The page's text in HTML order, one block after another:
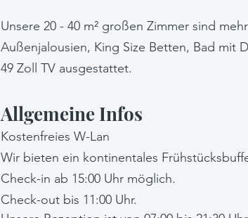
Unsere 20 - 40 m² großen Zimmer sind
Außenjalousien, King Size Betten, Bad mit
49 Zoll TV ausgestattet.
Allgemeine Infos​
Kostenfreies W-Lan
Wir bieten ein kontinentales
Check-in ab 15:00 Uhr möglich.
Check-out bis 11:00 Uhr.